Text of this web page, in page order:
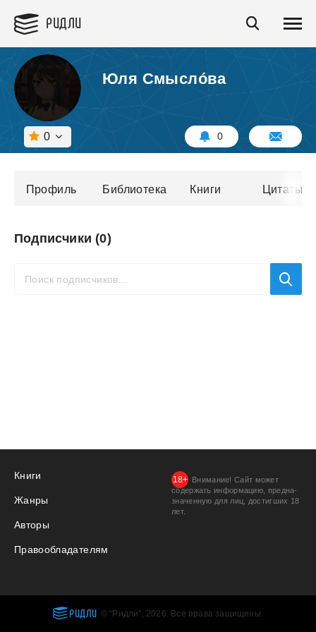
РИДЛИ
Юля Смысло́ва
0 0
Профиль Библиотека Книги Цитаты
Подписчики (0)
Книги
Жанры
Авторы
Правообладателям
Внимание! Сайт может
содержать информацию, предна­
значенную для лиц, дости­гших 18
лет.
РИДЛИ © “Ридли”, 2026. Все права защищены.